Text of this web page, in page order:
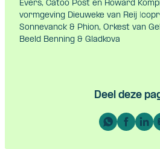
Evers, Catoo Post en Howard
vormgeving Dieuweke van Reij
Sonnevanck & Phion, Orkest van
Beeld Benning & Gladkova
Deel deze